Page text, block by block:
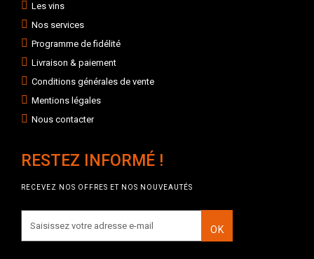
Les vins
Nos services
Programme de fidélité
Livraison & paiement
Conditions générales de vente
Mentions légales
Nous contacter
RESTEZ INFORMÉ !
RECEVEZ NOS OFFRES ET NOS NOUVEAUTÉS
OK